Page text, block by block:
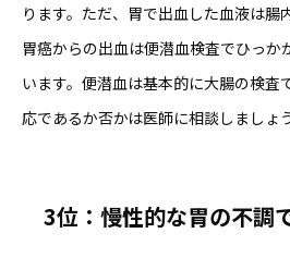
ります。ただ、胃で出血した血液は腸
胃癌からの出血は便潜血検査でひっか
います。便潜血は基本的に大腸の検査
応であるか否かは医師に相談しましょう
3位：慢性的な胃の不調